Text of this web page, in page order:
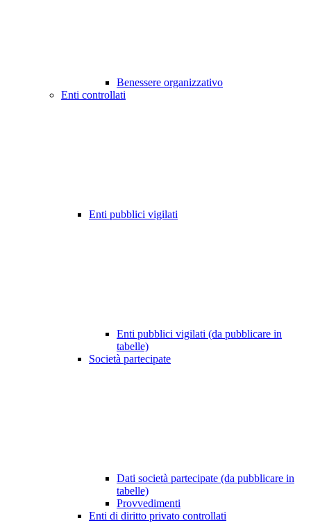
Benessere organizzativo
Enti controllati
Enti pubblici vigilati
Enti pubblici vigilati (da pubblicare in
tabelle)
Società partecipate
Dati società partecipate (da pubblicare in
tabelle)
Provvedimenti
Enti di diritto privato controllati